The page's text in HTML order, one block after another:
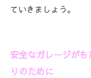
ていきましょう。
安全なガレージが
りのために